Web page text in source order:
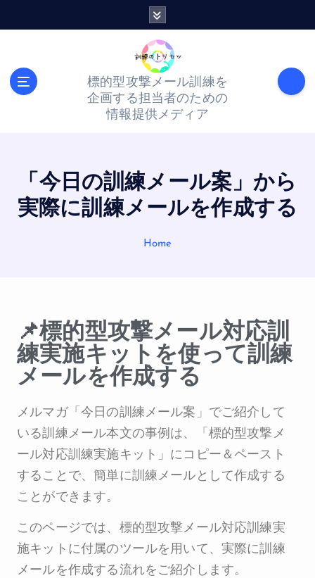
標的型攻撃メール訓練を
企画する担当者のための
情報提供メディア
「今日の訓練メール案」から
実際に訓練メールを作成する
Home
📌標的型攻撃メール対応訓
練実施キットを使って訓練
メールを作成する
メルマガ「今日の訓練メール案」でご紹介して
いる訓練メール本文の事例は、「標的型攻撃メ
ール対応訓練実施キット」にコピー＆ペースト
することで、簡単に訓練メールとして作成する
ことができます。
このページでは、標的型攻撃メール対応訓練実
施キットに付属のツールを用いて、実際に訓練
メールを作成する流れをご紹介します。